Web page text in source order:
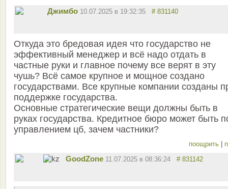
Джимбо 10.07.2025 в 19:32:35 # 831140
Откуда это бредовая идея что государство не
эффективный менеджер и всё надо отдать в
частные руки и главное почему все верят в эту
чушь? Всё самое крупное и мощное создано
государствами. Все крупные компании созданы
поддержке государства.
Основные стратегические вещи должны быть в
руках государства. Кредитное бюро может быть
управлением цб, зачем частники?
поощрить
GoodZone 11.07.2025 в 08:36:24 # 831142